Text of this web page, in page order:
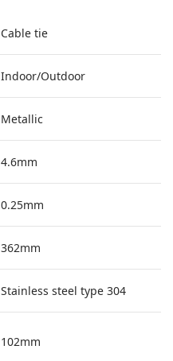
Cable tie
Indoor/Outdoor
Metallic
4.6mm
0.25mm
362mm
Stainless steel type 304
102mm